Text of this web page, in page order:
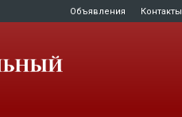
Объявления Контакты